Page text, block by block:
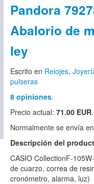
Pandora
Abalorio de
ley
Escrito en Relojes,
pulseras
8 opiniones.
Precio actual: 71.00 EUR.
Normalmente se envía
Descripción del
CASIO CollectionF-
de cuarzo, correa de
cronómetro, alarma, luz)